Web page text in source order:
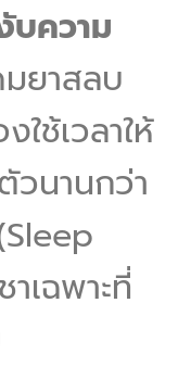
บความ
ยาสลบ
ช้เวลาให้
วนานกว่า
เฉพาะที่